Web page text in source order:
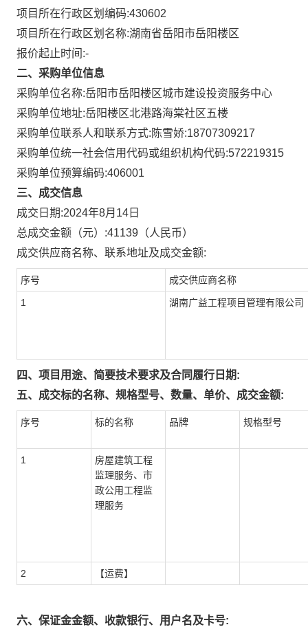
项目所在行政区划编码:430602
项目所在行政区划名称:湖南省岳阳市岳阳楼区
报价起止时间:-
二、采购单位信息
采购单位名称:岳阳市岳阳楼区城市建设投资服务中心
采购单位地址:岳阳楼区北港路海棠社区五楼
采购单位联系人和联系方式: 陈雪娇:18707309217
采购单位统一社会信用代码或组织机构代码:572219315
采购单位预算编码:406001
三、成交信息
成交日期:2024年8月14日
总成交金额（元）:41139 （人民币）
成交供应商名称、联系地址及成交金额:
序号 成交供应商名称
1 湖南广益工程项目管理有限公司
四、项目用途、简要技术要求及合同履行日期:
五、成交标的名称、规格型号、数量、单价、成交金额:
序号 标的名称 品牌 规格型号
1
房屋建筑工程
监理服务、市
政公用工程监
理服务
2 【运费】
六、保证金金额、收款银行、用户名及卡号: